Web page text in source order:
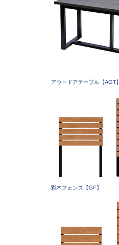
アウトドアテーブル【AOT】
彩木フェンス【GF】